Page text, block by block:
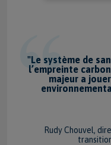
"Le système de
l’empreinte
majeur a
Rudy Chouvel,